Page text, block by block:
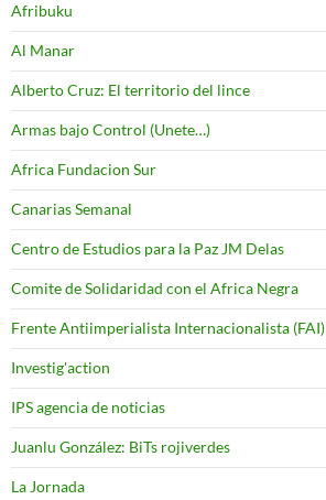
Afribuku
Al Manar
Alberto Cruz: El territorio del lince
Armas bajo Control (Unete…)
Africa Fundacion Sur
Canarias Semanal
Centro de Estudios para la Paz JM Delas
Comite de Solidaridad con el Africa Negra
Frente Antiimperialista Internacionalista (FAI)
Investig'action
IPS agencia de noticias
Juanlu González: BiTs rojiverdes
La Jornada